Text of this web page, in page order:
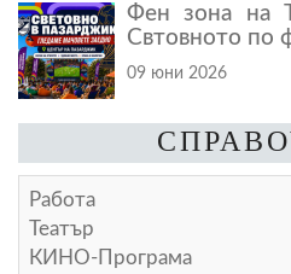
Фен зона на
Свтовното по
09 юни 2026
Работа
Театър
КИНО-Програма